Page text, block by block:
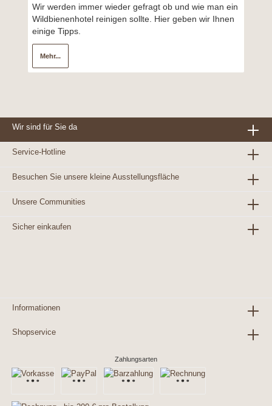
Wir werden immer wieder gefragt ob und wie man ein
Wildbienenhotel reinigen sollte. Hier geben wir Ihnen
einige Tipps.
Mehr...
Wir sind für Sie da
Service-Hotline
Besuchen Sie unsere kleine Ausstellungsfläche
Unsere Communities
Sicher einkaufen
Informationen
Shopservice
Zahlungsarten